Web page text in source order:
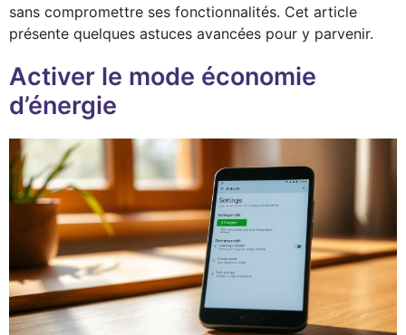
sans compromettre ses fonctionnalités. Cet article
présente quelques astuces avancées pour y parvenir.
Activer le mode économie
d’énergie